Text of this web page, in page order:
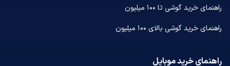
راهنمای خرید گوشی تا ۱۰۰ میلیون
راهنمای خرید گوشی بالای ۱۰۰ میلیون
راهنمای خرید موبایل